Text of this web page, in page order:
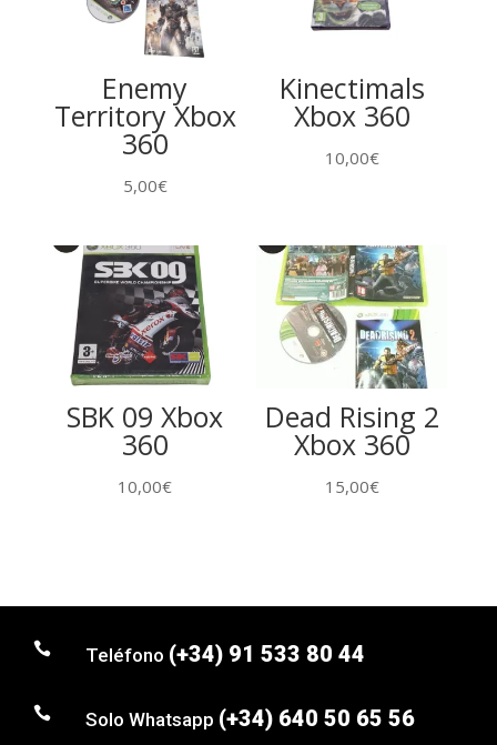
Enemy
Territory Xbox
360
5,00€
Kinectimals
Xbox 360
10,00€
SBK 09 Xbox
360
10,00€
Dead Rising 2
Xbox 360
15,00€
 Teléfono (+34) 91 533 80 44
 Solo Whatsapp (+34) 640 50 65 56